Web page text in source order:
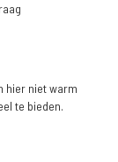
hier niet warm
te bieden.